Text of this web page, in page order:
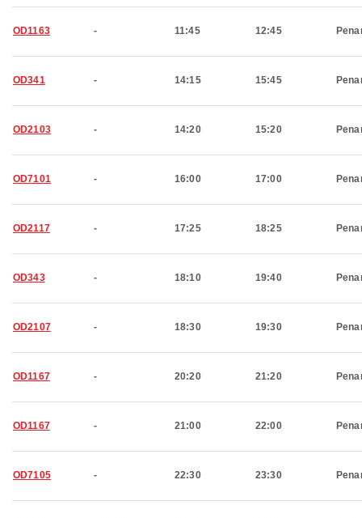
OD1163 - 11:45 12:45
OD341 - 14:15 15:45
OD2103 - 14:20 15:20
OD7101 - 16:00 17:00
OD2117 - 17:25 18:25
OD343 - 18:10 19:40
OD2107 - 18:30 19:30
OD1167 - 20:20 21:20
OD1167 - 21:00 22:00
OD7105 - 22:30 23:30